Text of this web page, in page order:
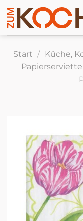
Zum
Inhalt
springen
Start / Küche,